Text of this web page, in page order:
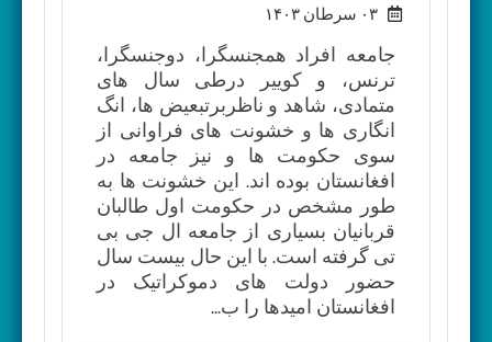
جامعه افراد همجنسگرا، دوجنسگرا،
ترنس، و کوییر درطی سال های
متمادی، شاهد و ناظربرتبعیض ها، انگ
انگاری ها و خشونت های فراوانی از
سوی حکومت ها و نیز جامعه در
افغانستان بوده اند. این خشونت ها به
طور مشخص در حکومت اول طالبان
قربانیان بسیاری از جامعه ال جی بی
تی گرفته است. با این حال بیست سال
حضور دولت های دموکراتیک در
افغانستان امیدها را ب...